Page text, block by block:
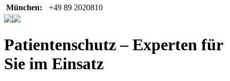
München:
+49 89 2020810
Patientenschutz – Experten für
Sie im Einsatz